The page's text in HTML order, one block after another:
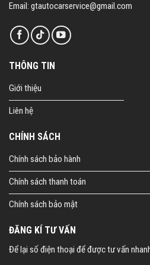
Email: gtautocarservice@gmail.com
THÔNG TIN
Giới thiệu
Liên hệ
CHÍNH SÁCH
Chính sách bảo hành
Chính sách thanh toán
Chính sách bảo mật
ĐĂNG KÍ TƯ VẤN
Để lại số điện thoại để được tư vấn